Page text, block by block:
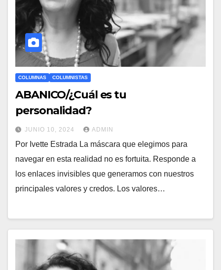
COLUMNAS COLUMNISTAS
ABANICO/¿Cuál es tu
personalidad?
JUNIO 10, 2024 ADMIN
Por Ivette Estrada La máscara que elegimos para
navegar en esta realidad no es fortuita. Responde a
los enlaces invisibles que generamos con nuestros
principales valores y credos. Los valores…